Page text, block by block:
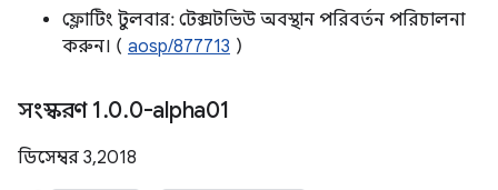
ফ্লোটিং টুলবার: টেক্সটভিউ অবস্থান পরিবর্তন পরিচালনা
করুন। ( aosp/877713 )
সংস্করণ 1.0.0-alpha01
ডিসেম্বর 3, 2018